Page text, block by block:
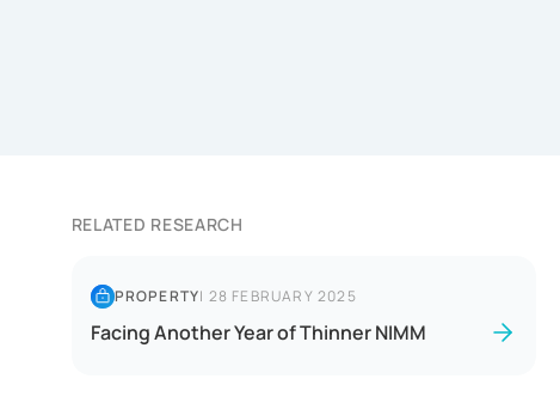
RELATED RESEARCH
PROPERTY| 28 FEBRUARY 2025
Facing Another Year of Thinner NIMM